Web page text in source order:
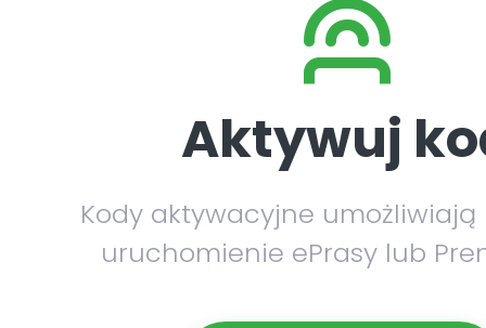
Aktywuj
Kody aktywacyjne umożliwiają
uruchomienie ePrasy lub